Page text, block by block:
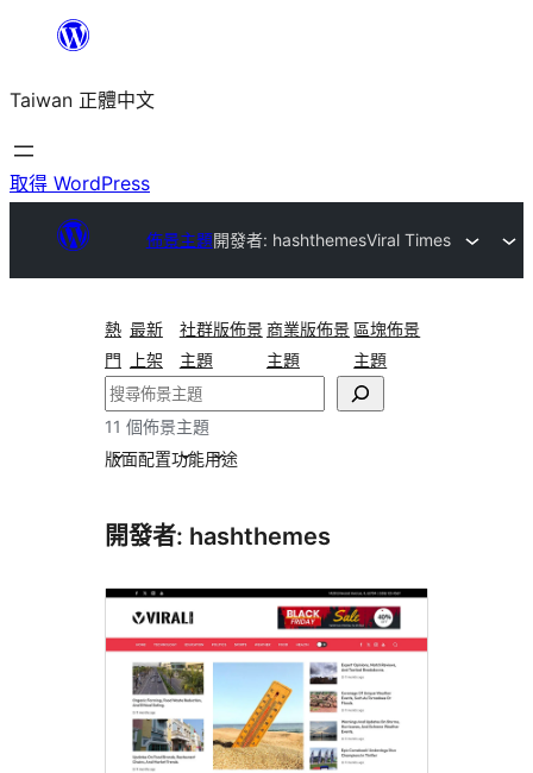
主
要
內
Taiwan 正體中文
取得 WordPress
佈景主題開發者: hashthemesViral Times
熱
門
最新
上架
社群版佈景
主題
商業版佈景
主題
區塊佈景
主題
搜
尋
11 個佈景主題
版面配置功能用途
開發者: hashthemes